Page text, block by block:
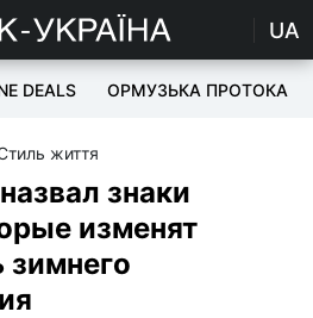
UA
DEALS ОРМУЗЬКА ПРОТОКА
життя
знаки
изменят